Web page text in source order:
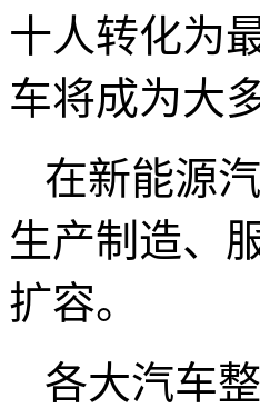
十人转化为
车将成为大
在新能源
生产制造、
扩容。
各大汽车